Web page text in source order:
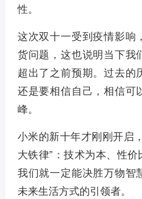
性。
这次双十一受到疫情影响
货问题，这也说明当下我
超出了之前预期。过去的
还是要相信自己，相信可
峰。
小米的新十年才刚刚开启
大铁律”：技术为本、性
我们就一定能决胜万物智
未来生活方式的引领者。